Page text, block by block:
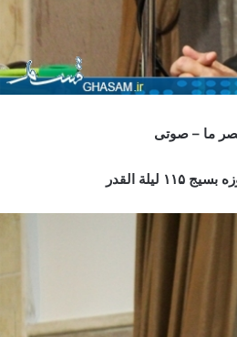
ما – صوتی
۱۱۵ لیلة القدر